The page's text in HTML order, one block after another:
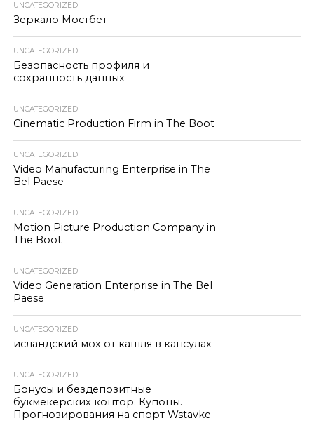
UNCATEGORIZED
Зеркало Мостбет
UNCATEGORIZED
Безопасность профиля и
сохранность данных
UNCATEGORIZED
Cinematic Production Firm in The Boot
UNCATEGORIZED
Video Manufacturing Enterprise in The
Bel Paese
UNCATEGORIZED
Motion Picture Production Company in
The Boot
UNCATEGORIZED
Video Generation Enterprise in The Bel
Paese
UNCATEGORIZED
исландский мох от кашля в капсулах
UNCATEGORIZED
Бонусы и бездепозитные
букмекерских контор. Купоны.
Прогнозирования на спорт Wstavke